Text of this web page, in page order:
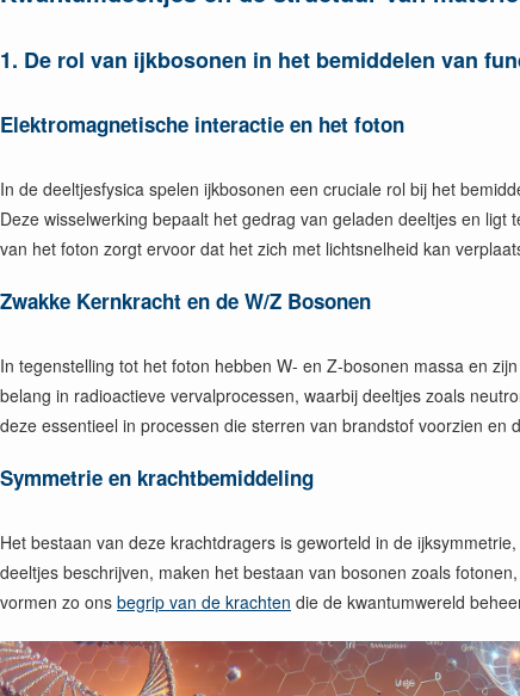
1. De rol van ijkbosonen in het bemiddelen van
Elektromagnetische interactie en het foton
In de deeltjesfysica spelen ijkbosonen een cruciale rol bij het
Deze wisselwerking bepaalt het gedrag van geladen deeltjes en
van het foton zorgt ervoor dat het zich met lichtsnelheid kan
Zwakke Kernkracht en de W/Z Bosonen
In tegenstelling tot het foton hebben W- en Z-bosonen massa en
belang in radioactieve vervalprocessen, waarbij deeltjes zoals
deze essentieel in processen die sterren van brandstof voorzien en
Symmetrie en krachtbemiddeling
Het bestaan van deze krachtdragers is geworteld in de
deeltjes beschrijven, maken het bestaan van bosonen zoals
vormen zo ons begrip van de krachten die de kwantumwereld